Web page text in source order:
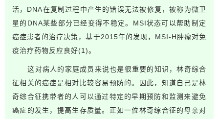
活，DNA在复制过程中产生的错误无法被修复，被称为微卫
星的DNA某些部分已经变得不稳定。MSI状态可以帮助制定
癌症患者的治疗决策，基于2015年的发现，MSI-H肿瘤对免
疫治疗药物反应良好(1)。
这对病人的家庭成员来说也是很重要的知识，林奇综合
征相关的癌症是相对比较容易预防的。因此，知道自己是林
奇综合征携带者的人可以通过特定的早期预防和监测来避免
癌症的发生，提高生存质量。正如一位林奇综合征的母亲对